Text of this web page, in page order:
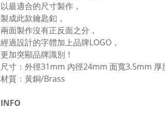
以最適合的尺寸製作，
製成此款鑰匙釦，
兩面製作沒有正反面之分，
經過設計的字體加上品牌LOGO，
更加突顯品牌識別！
尺寸：外徑31mm 內徑24mm 面寬3.5mm 厚
材質：黃銅/Brass
INFO